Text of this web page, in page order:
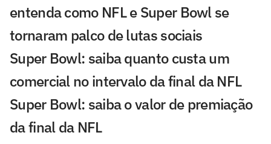
entenda como NFL e Super Bowl se
tornaram palco de lutas sociais
Super Bowl: saiba quanto custa um
comercial no intervalo da final da NFL
Super Bowl: saiba o valor de premiação
da final da NFL